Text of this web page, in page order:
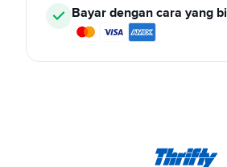
Bayar dengan cara yang